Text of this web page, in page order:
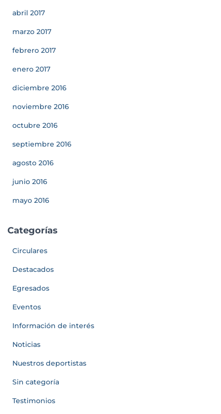
abril 2017
marzo 2017
febrero 2017
enero 2017
diciembre 2016
noviembre 2016
octubre 2016
septiembre 2016
agosto 2016
junio 2016
mayo 2016
Categorías
Circulares
Destacados
Egresados
Eventos
Información de interés
Noticias
Nuestros deportistas
Sin categoría
Testimonios